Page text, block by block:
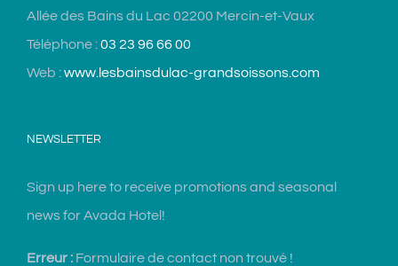
Allée des Bains du Lac 02200 Mercin-et-Vaux
Téléphone :03 23 96 66 00
Web :www.lesbainsdulac-grandsoissons.com
NEWSLETTER
Sign up here to receive promotions and seasonal
news for Avada Hotel!
Erreur : Formulaire de contact non trouvé !